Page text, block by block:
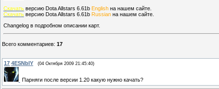
Скачать версию Dota Allstars 6.61b English на нашем сайте.
Скачать версию Dota Allstars 6.61b Russian на нашем сайте.
Changelog в подробном описании карт.
Всего комментариев: 17
17 4ESNbIY (04 Октября 2009 21:45:40)
Парняги после версии 1.20 какую нужно качать?